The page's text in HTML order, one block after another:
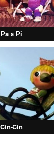
Pa a Pi
Čin-Čin